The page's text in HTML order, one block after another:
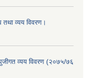
व्यय विवरण।
व्यय विवरण (२०७५/७६